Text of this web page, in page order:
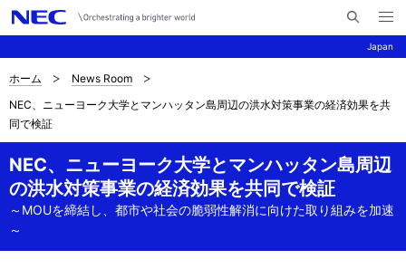
Japan
イ
検
メ
ニ
ュ
く
ナ
ビ
ゲ
ー
シ
ョ
ン
サ
イ
内
の
現
ホーム
News Room
NEC、ニューヨーク大学とマンハッタン島周辺の洪水対策事業の経済効果を共
同で検証
NEC、ニューヨーク大学とマンハッタン島周辺
の洪水対策事業の経済効果を共同で検証
～MOUを締結し、都市や社会の脆弱性解消に向けた取り組みを加速
～